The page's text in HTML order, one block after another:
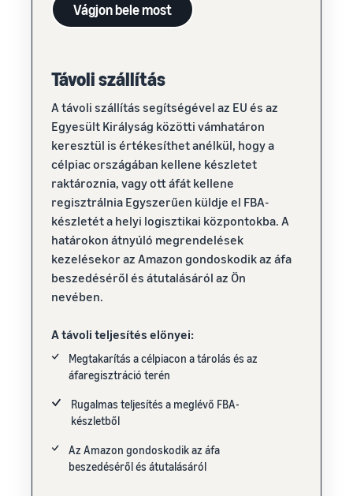
Vágjon bele most
Távoli szállítás
A távoli szállítás segítségével az EU és az
Egyesült Királyság közötti vámhatáron
keresztül is értékesíthet anélkül, hogy a
célpiac országában kellene készletet
raktároznia, vagy ott áfát kellene
regisztrálnia Egyszerűen küldje el FBA-
készletét a helyi logisztikai központokba. A
határokon átnyúló megrendelések
kezelésekor az Amazon gondoskodik az áfa
beszedéséről és átutalásáról az Ön
nevében.
A távoli teljesítés előnyei:
Megtakarítás a célpiacon a tárolás és az
áfaregisztráció terén
Rugalmas teljesítés a meglévő FBA-
készletből
Az Amazon gondoskodik az áfa
beszedéséről és átutalásáról